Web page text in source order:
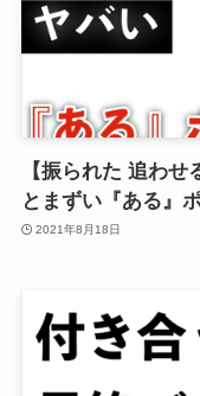
【振られた 追わ
とまずい『ある』
2021年8月18日